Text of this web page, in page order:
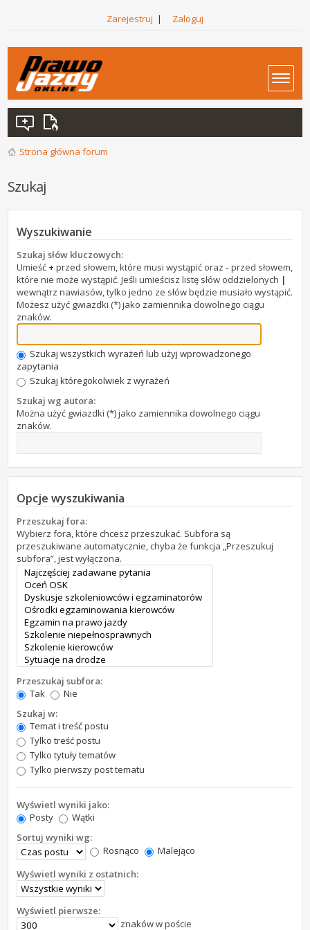
Zarejestruj | Zaloguj
Strona główna forum
Szukaj
Wyszukiwanie
Szukaj słów kluczowych:
Umieść + przed słowem, które musi wystąpić oraz - przed słowem,
które nie może wystąpić. Jeśli umieścisz listę słów oddzielonych |
wewnątrz nawiasów, tylko jedno ze słów będzie musiało wystąpić.
Możesz użyć gwiazdki (*) jako zamiennika dowolnego ciągu
znaków.
Szukaj wszystkich wyrażeń lub użyj wprowadzonego
zapytania
Szukaj któregokolwiek z wyrażeń
Szukaj wg autora:
Można użyć gwiazdki (*) jako zamiennika dowolnego ciągu
znaków.
Opcje wyszukiwania
Przeszukaj fora:
Wybierz fora, które chcesz przeszukać. Subfora są
przeszukiwane automatycznie, chyba że funkcja „Przeszukuj
subfora”, jest wyłączona.
Przeszukaj subfora:
Tak
Nie
Szukaj w:
Temat i treść postu
Tylko treść postu
Tylko tytuły tematów
Tylko pierwszy post tematu
Wyświetl wyniki jako:
Posty
Wątki
Sortuj wyniki wg:
Rosnąco
Malejąco
Wyświetl wyniki z ostatnich:
Wyświetl pierwsze:
znaków w poście